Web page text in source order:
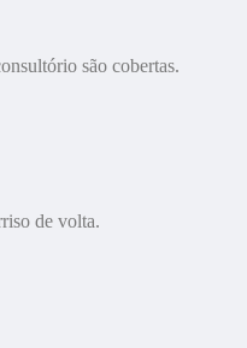
são cobertas.
de volta.